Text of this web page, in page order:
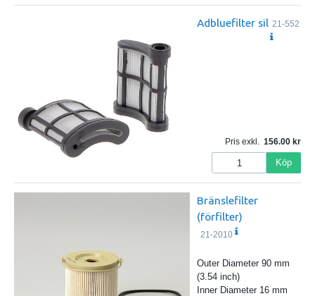
Adbluefilter sil 21-552
Pris exkl. 156.00
Köp
Bränslefilter
(förfilter)
21-2010
Outer Diameter 90 mm
(3.54 inch)
Inner Diameter 16 mm